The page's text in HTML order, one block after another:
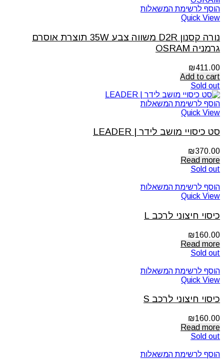
הוסף לרשימת המשאלות
Quick View
נורה קסנון D2R משווה צבע 35W תוצרת אוסרם
גרמניה OSRAM
₪411.00
Add to cart
Sold out
הוסף לרשימת המשאלות
Quick View
סט כיסויי מושב לידר | LEADER
₪370.00
Read more
Sold out
הוסף לרשימת המשאלות
Quick View
כיסוי חיצוני לרכב L
₪160.00
Read more
Sold out
הוסף לרשימת המשאלות
Quick View
כיסוי חיצוני לרכב S
₪160.00
Read more
Sold out
הוסף לרשימת המשאלות